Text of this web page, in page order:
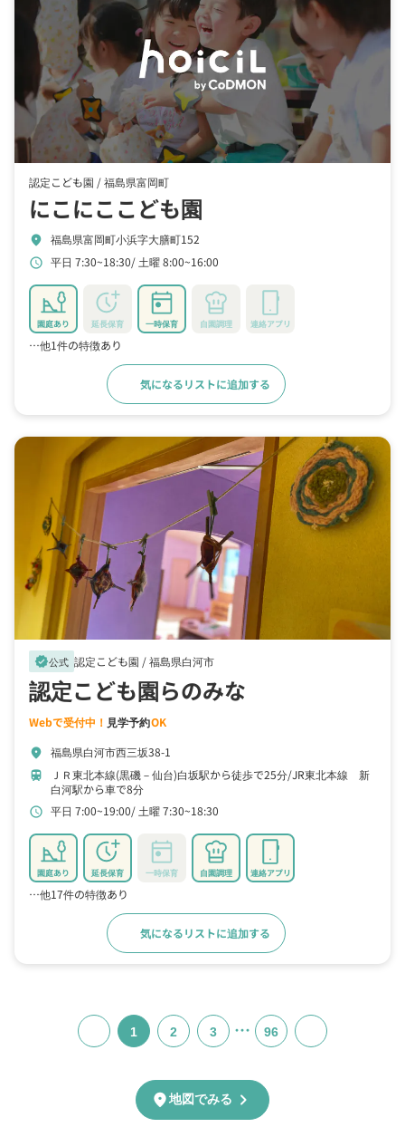
認定こども園 /福島県富岡町
にこにここども園
location_on 福島県富岡町小浜字大膳町152
schedule 平日 7:30~18:30 土曜 8:00~16:00
園庭あり 延長保育 一時保育 自園調理 連絡アプリ
…他1件の特徴あり
気になるリストに追加する
verified公式 認定こども園 /福島県白河市
認定こども園らのみな
Webで受付中！ 見学予約OK
location_on 福島県白河市西三坂38-1
train ＪＲ東北本線(黒磯－仙台)白坂駅から徒歩で25分 JR東北本線 新
白河駅から車で8分
schedule 平日 7:00~19:00 土曜 7:30~18:30
園庭あり 延長保育 一時保育 自園調理 連絡アプリ
…他17件の特徴あり
気になるリストに追加する
1 2 3 … 96
location_on地図でみる chevron_right